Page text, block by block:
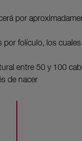
por
folículo, los
entre 50 y 100
de nacer